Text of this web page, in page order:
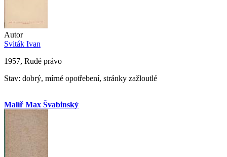
Autor
Sviták Ivan
1957, Rudé právo
Stav: dobrý, mírné opotřebení, stránky zažloutlé
Malíř Max Švabinský